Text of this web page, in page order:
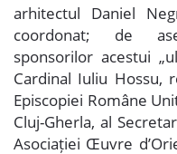
arhitectul Daniel
coordonat; de
sponsorilor acestui
Cardinal Iuliu Hossu,
Episcopiei Române
Cluj-Gherla, al
Asociației Œuvre